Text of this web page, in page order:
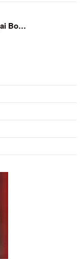
Bo…